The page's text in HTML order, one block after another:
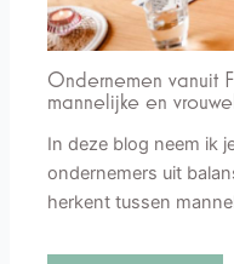
Ondernemen vanuit
mannelijke en
In deze blog neem ik
ondernemers uit
herkent tussen